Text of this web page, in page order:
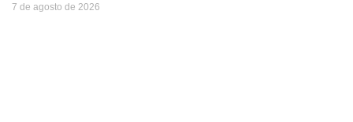
7 de agosto de 2026